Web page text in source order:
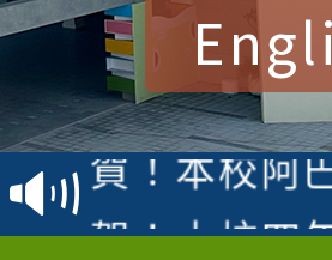
賀！本校參
賽 洪綺君教
名
賀！本校阿
倩參加桃園
賀！本校四